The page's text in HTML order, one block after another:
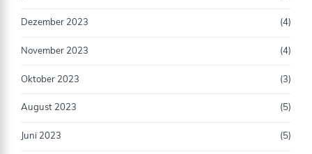
Dezember 2023 (4)
November 2023 (4)
Oktober 2023 (3)
August 2023 (5)
Juni 2023 (5)